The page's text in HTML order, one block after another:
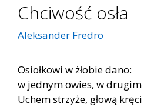
Chciwość osła
Aleksander Fredro
Osiołkowi w żłobie dano:
w jednym owies, w drugim
Uchem strzyże, głową kręci